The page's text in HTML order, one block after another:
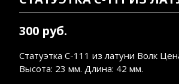
300 руб.
Статуэтка С-111 из латуни Волк
Высота: 23 мм. Длина: 42 мм.